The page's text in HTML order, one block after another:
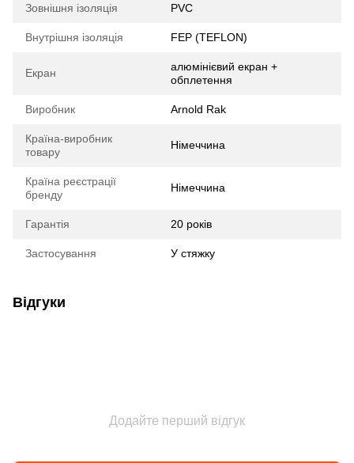
Зовнішня ізоляція PVC
Внутрішня ізоляція FEP (TEFLON)
Екран
алюмінієвий екран +
обплетення
Виробник Arnold Rak
Країна-виробник
товару
Німеччина
Країна реєстрації
бренду
Німеччина
Гарантія 20 років
Застосування У стяжку
Відгуки
Додайте перший відгук